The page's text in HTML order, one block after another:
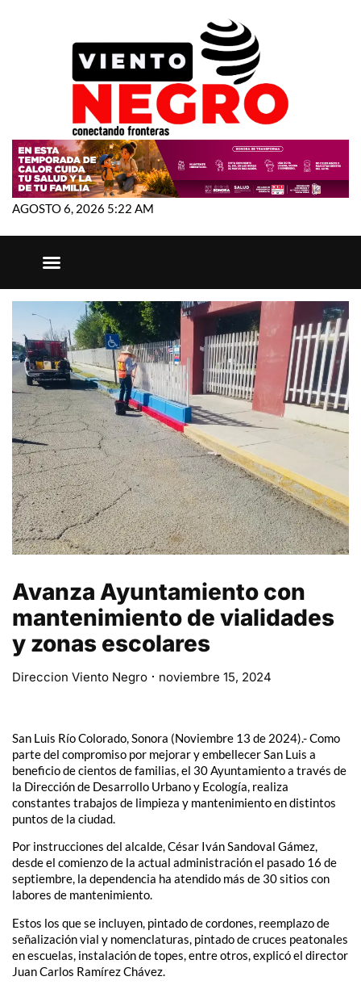
AGOSTO 6, 2026 5:22 AM
Avanza Ayuntamiento con
mantenimiento de vialidades
y zonas escolares
Direccion Viento Negro noviembre 15, 2024
San Luis Río Colorado, Sonora (Noviembre 13 de 2024).- Como
parte del compromiso por mejorar y embellecer San Luis a
beneficio de cientos de familias, el 30 Ayuntamiento a través de
la Dirección de Desarrollo Urbano y Ecología, realiza
constantes trabajos de limpieza y mantenimiento en distintos
puntos de la ciudad.
Por instrucciones del alcalde, César Iván Sandoval Gámez,
desde el comienzo de la actual administración el pasado 16 de
septiembre, la dependencia ha atendido más de 30 sitios con
labores de mantenimiento.
Estos los que se incluyen, pintado de cordones, reemplazo de
señalización vial y nomenclaturas, pintado de cruces peatonales
en escuelas, instalación de topes, entre otros, explicó el director
Juan Carlos Ramírez Chávez.